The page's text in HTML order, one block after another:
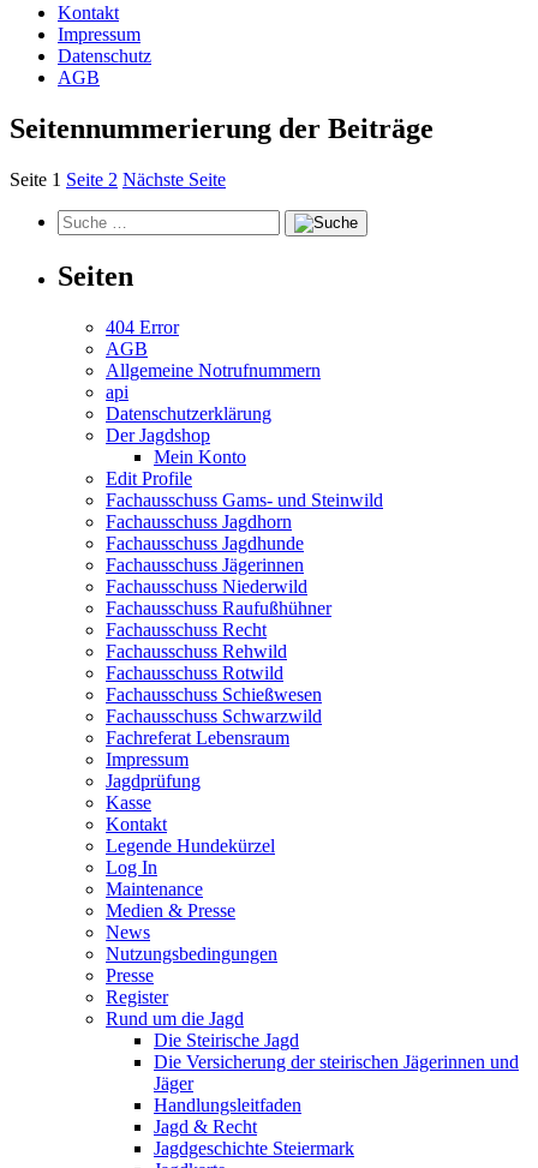
Kontakt
Impressum
Datenschutz
AGB
Seitennummerierung der Beiträge
Seite 1 Seite 2 Nächste Seite
Seiten
404 Error
AGB
Allgemeine Notrufnummern
api
Datenschutzerklärung
Der Jagdshop
Mein Konto
Edit Profile
Fachausschuss Gams- und Steinwild
Fachausschuss Jagdhorn
Fachausschuss Jagdhunde
Fachausschuss Jägerinnen
Fachausschuss Niederwild
Fachausschuss Raufußhühner
Fachausschuss Recht
Fachausschuss Rehwild
Fachausschuss Rotwild
Fachausschuss Schießwesen
Fachausschuss Schwarzwild
Fachreferat Lebensraum
Impressum
Jagdprüfung
Kasse
Kontakt
Legende Hundekürzel
Log In
Maintenance
Medien & Presse
News
Nutzungsbedingungen
Presse
Register
Rund um die Jagd
Die Steirische Jagd
Die Versicherung der steirischen Jägerinnen und
Jäger
Handlungsleitfaden
Jagd & Recht
Jagdgeschichte Steiermark